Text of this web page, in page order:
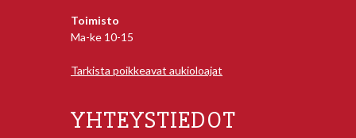
Toimisto
Ma-ke 10-15
Tarkista poikkeavat aukioloajat
YHTEYSTIEDOT